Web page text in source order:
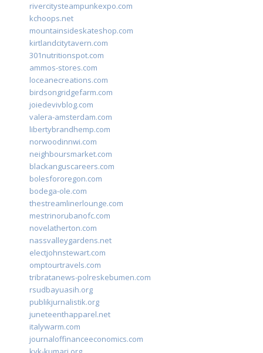
rivercitysteampunkexpo.com
kchoops.net
mountainsideskateshop.com
kirtlandcitytavern.com
301nutritionspot.com
ammos-stores.com
loceanecreations.com
birdsongridgefarm.com
joiedevivblog.com
valera-amsterdam.com
libertybrandhemp.com
norwoodinnwi.com
neighboursmarket.com
blackanguscareers.com
bolesfororegon.com
bodega-ole.com
thestreamlinerlounge.com
mestrinorubanofc.com
novelatherton.com
nassvalleygardens.net
electjohnstewart.com
omptourtravels.com
tribratanews-polreskebumen.com
rsudbayuasih.org
publikjurnalistik.org
juneteenthapparel.net
italywarm.com
journaloffinanceeconomics.com